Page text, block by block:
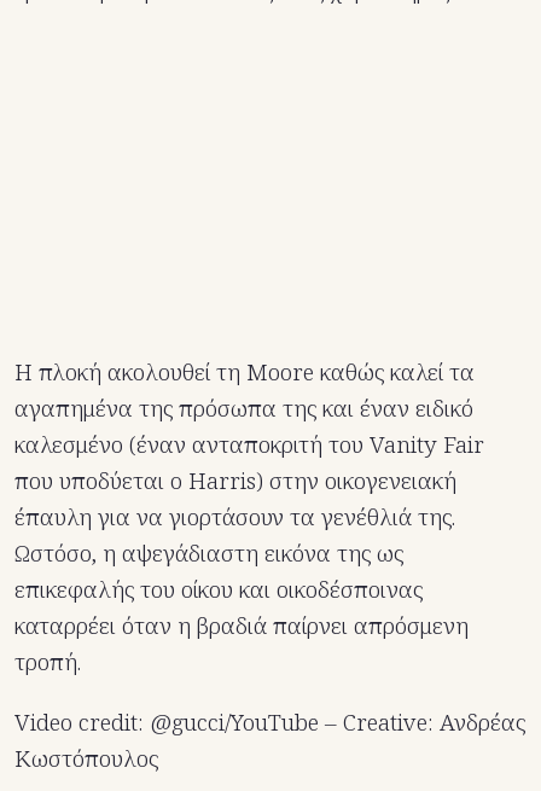
Η πλοκή ακολουθεί τη Moore καθώς καλεί τα
αγαπημένα της πρόσωπα της και έναν ειδικό
καλεσμένο (έναν ανταποκριτή του Vanity Fair
που υποδύεται ο Harris) στην οικογενειακή
έπαυλη για να γιορτάσουν τα γενέθλιά της.
Ωστόσο, η αψεγάδιαστη εικόνα της ως
επικεφαλής του οίκου και οικοδέσποινας
καταρρέει όταν η βραδιά παίρνει απρόσμενη
τροπή.
Video credit: @gucci/YouTube – Creative: Ανδρέας
Κωστόπουλος